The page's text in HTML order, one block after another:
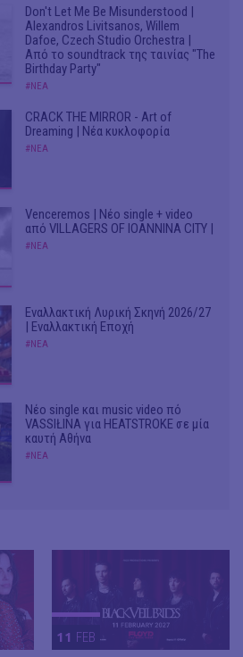
Don't Let Me Be Misunderstood |
Alexandros Livitsanos, Willem
Dafoe, Czech Studio Orchestra |
Από το soundtrack της ταινίας "The
Birthday Party"
#ΝΕΑ
CRACK THE MIRROR - Art of
Dreaming | Νέα κυκλοφορία
#ΝΕΑ
Venceremos | Νέο single + video
από VILLAGERS OF IOANNINA CITY |
#ΝΕΑ
Εναλλακτική Λυρική Σκηνή 2026/27
| Εναλλακτική Εποχή
#ΝΕΑ
Νέο single και music video πό
VASSIŁINA για HEATSTROKE σε μία
καυτή Αθήνα
#ΝΕΑ
11 FEB